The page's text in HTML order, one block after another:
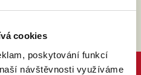
cookies
poskytování funkcí
návštěvnosti využíváme